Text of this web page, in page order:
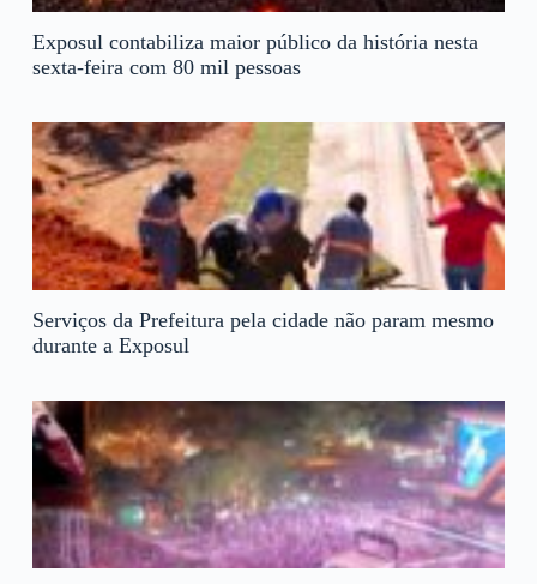
Exposul contabiliza maior público da história nesta
sexta-feira com 80 mil pessoas
Serviços da Prefeitura pela cidade não param mesmo
durante a Exposul